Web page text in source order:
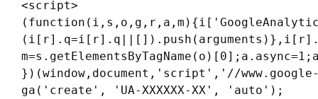
<script>
})(window,document,'script','//
ga('create', 'UA-XXXXXX-XX', 'auto');